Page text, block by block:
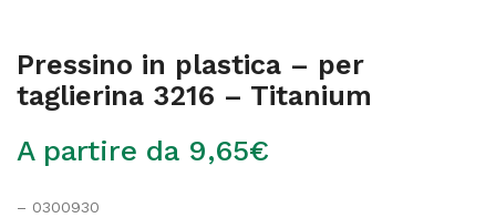
Pressino in plastica – per
taglierina 3216 – Titanium
A partire da 9,65€
– 0300930